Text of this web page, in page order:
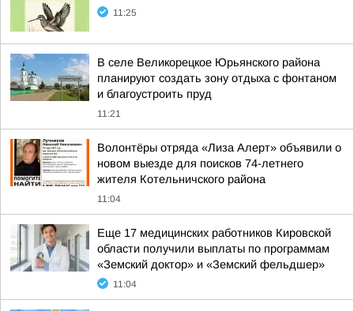
11:25
В селе Великорецкое Юрьянского района
планируют создать зону отдыха с фонтаном
и благоустроить пруд
11:21
Волонтёры отряда «Лиза Алерт» объявили о
новом выезде для поисков 74-летнего
жителя Котельничского района
11:04
Еще 17 медицинских работников Кировской
области получили выплаты по программам
«Земский доктор» и «Земский фельдшер»
11:04